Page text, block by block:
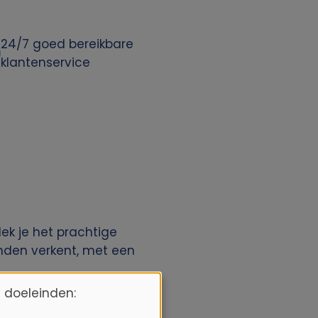
24/7 goed bereikbare
klantenservice
je het prachtige
verkent, met een
doeleinden: